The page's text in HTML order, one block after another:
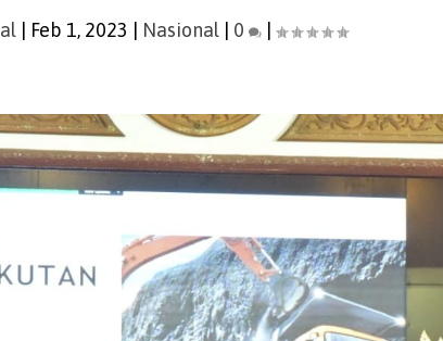
| Feb 1, 2023 Nasional| 0 |